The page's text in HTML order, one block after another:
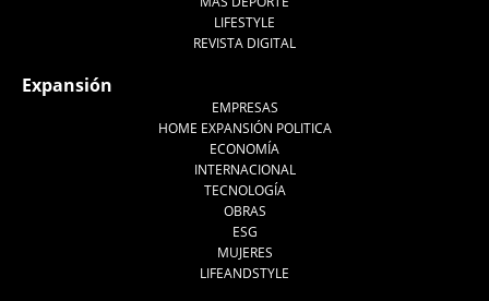
LIFESTYLE
REVISTA DIGITAL
Expansión
EMPRESAS
HOME EXPANSIÓN POLITICA
ECONOMÍA
INTERNACIONAL
TECNOLOGÍA
OBRAS
ESG
MUJERES
LIFEANDSTYLE